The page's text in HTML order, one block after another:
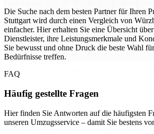
Die Suche nach dem besten Partner für Ihren
Stuttgart wird durch einen Vergleich von
einfacher. Hier erhalten Sie eine Übersicht
Dienstleister, ihre Leistungsmerkmale und
Sie bewusst und ohne Druck die beste Wahl
Bedürfnisse treffen.
FAQ
Häufig gestellte Fragen
Hier finden Sie Antworten auf die häufigsten
unseren Umzugsservice – damit Sie bestens